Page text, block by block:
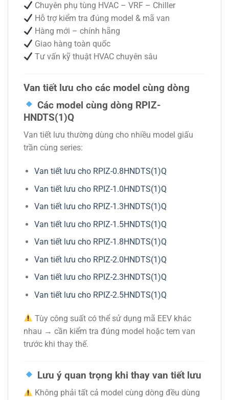
Chuyên phụ tùng HVAC – VRF – Chiller
Hỗ trợ kiểm tra đúng model & mã van
Hàng mới – chính hãng
Giao hàng toàn quốc
Tư vấn kỹ thuật HVAC chuyên sâu
Van tiết lưu cho các model cùng dòng
Các model cùng dòng RPIZ-
HNDTS(1)Q
Van tiết lưu thường dùng cho nhiều model giấu
trần cùng series:
Van tiết lưu cho RPIZ-0.8HNDTS(1)Q
Van tiết lưu cho RPIZ-1.0HNDTS(1)Q
Van tiết lưu cho RPIZ-1.3HNDTS(1)Q
Van tiết lưu cho RPIZ-1.5HNDTS(1)Q
Van tiết lưu cho RPIZ-1.8HNDTS(1)Q
Van tiết lưu cho RPIZ-2.0HNDTS(1)Q
Van tiết lưu cho RPIZ-2.3HNDTS(1)Q
Van tiết lưu cho RPIZ-2.5HNDTS(1)Q
Tùy công suất có thể sử dụng mã EEV khác
nhau → cần kiểm tra đúng model hoặc tem van
trước khi thay thế.
Lưu ý quan trọng khi thay van tiết lưu
Không phải tất cả model cùng dòng đều dùng